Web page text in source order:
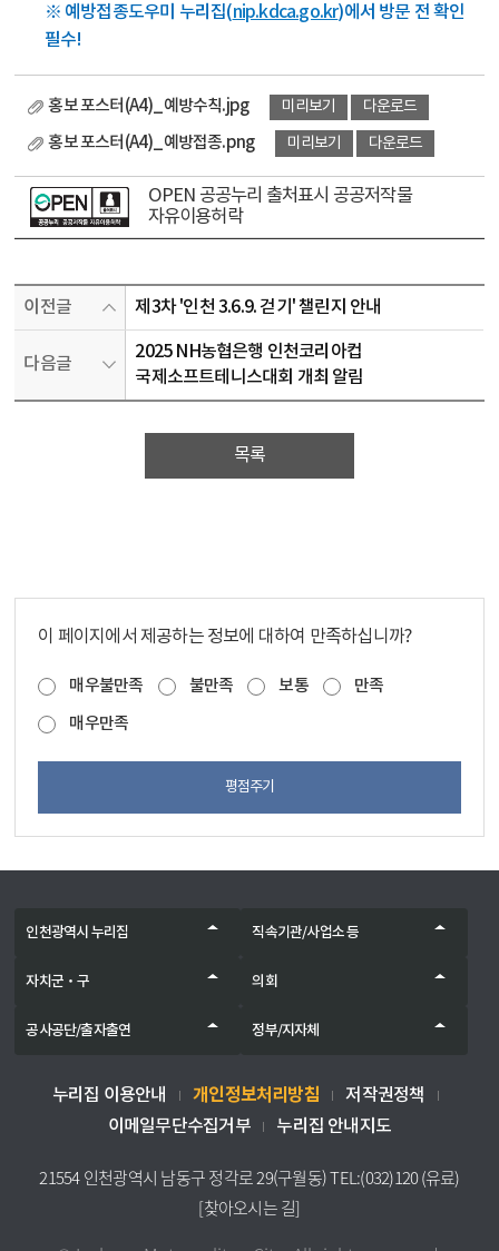
※ 예방접종도우미 누리집(nip.kdca.go.kr)에서 방문 전 확인
필수!
홍보 포스터(A4)_예방수칙.jpg 미리보기 다운로드
홍보 포스터(A4)_예방접종.png 미리보기 다운로드
OPEN 공공누리 출처표시 공공저작물
자유이용허락
이전글 제3차 '인천 3.6.9. 걷기' 챌린지 안내
다음글
2025 NH농협은행 인천코리아컵
국제소프트테니스대회 개최 알림
목록
이 페이지에서 제공하는 정보에 대하여 만족하십니까?
매우불만족 불만족 보통
만족
매우만족
평점주기
인천광역시 누리집 직속기관/사업소 등
자치군‧구 의회
공사공단/출자출연 정부/지자체
누리집 이용안내 개인정보처리방침
저작권정책
이메일무단수집거부
누리집 안내지도
21554 인천광역시 남동구 정각로 29(구월동) TEL:(032)120 (유료)
[찾아오시는 길]